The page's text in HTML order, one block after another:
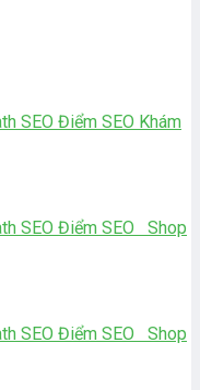
SEO Điểm SEO Khám
SEO Điểm SEO Shop
SEO Điểm SEO Shop